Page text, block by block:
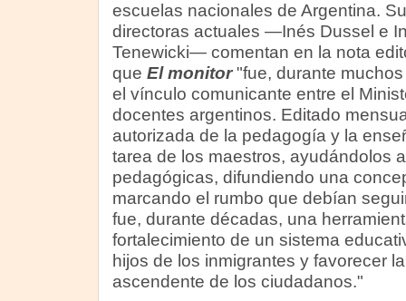
escuelas nacionales de Argentina.
directoras actuales —Inés Dussel e
Tenewicki— comentan en la nota
que El monitor"fue, durante muchos
el vínculo comunicante entre el
docentes argentinos. Editado
autorizada de la pedagogía y la
tarea de los maestros, ayudándolos
pedagógicas, difundiendo una
marcando el rumbo que debían
fue, durante décadas, una
fortalecimiento de un sistema
hijos de los inmigrantes y favorecer
ascendente de los ciudadanos."